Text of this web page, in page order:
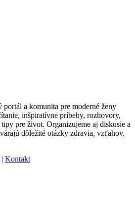
portál a komunita pre moderné ženy
inšpiratívne príbehy, rozhovory,
pre život. Organizujeme aj diskusie a
dôležité otázky zdravia, vzťahov,
| Kontakt